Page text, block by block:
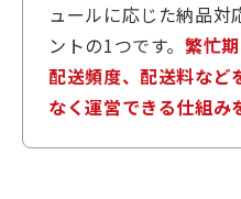
ュールに応じた納品対
ントの1つです。繁忙
配送頻度、配送料など
なく運営できる仕組み